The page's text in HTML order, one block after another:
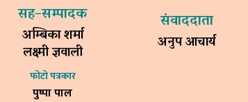
सह–सम्पादक
अम्बिका शर्मा
लक्ष्मी ज्ञवाली
फोटो पत्रकार
पुष्पा पाल
संवाददाता
अनुप आचार्य